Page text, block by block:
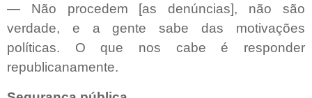
— Não procedem [as denúncias], não são
verdade, e a gente sabe das motivações
políticas. O que nos cabe é responder
republicanamente.